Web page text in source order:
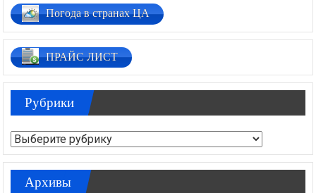
Погода в странах ЦА
ПРАЙС ЛИСТ
Рубрики
Рубрики
Архивы